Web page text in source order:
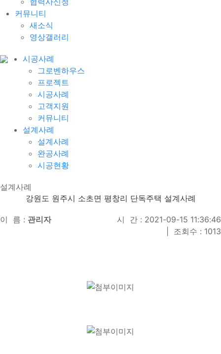
커뮤니티
새소식
영상갤러리
시공사례
그로벤하우스
프로젝트
시공사례
고객지원
커뮤니티
설계사례
설계사례
완공사례
시공현황
설계사례
강원도 원주시 소초면 평창리 단독주택 설계사례
이 름 : 관리자
시 간 : 2021-09-15 11:36:46
조회수 : 1013